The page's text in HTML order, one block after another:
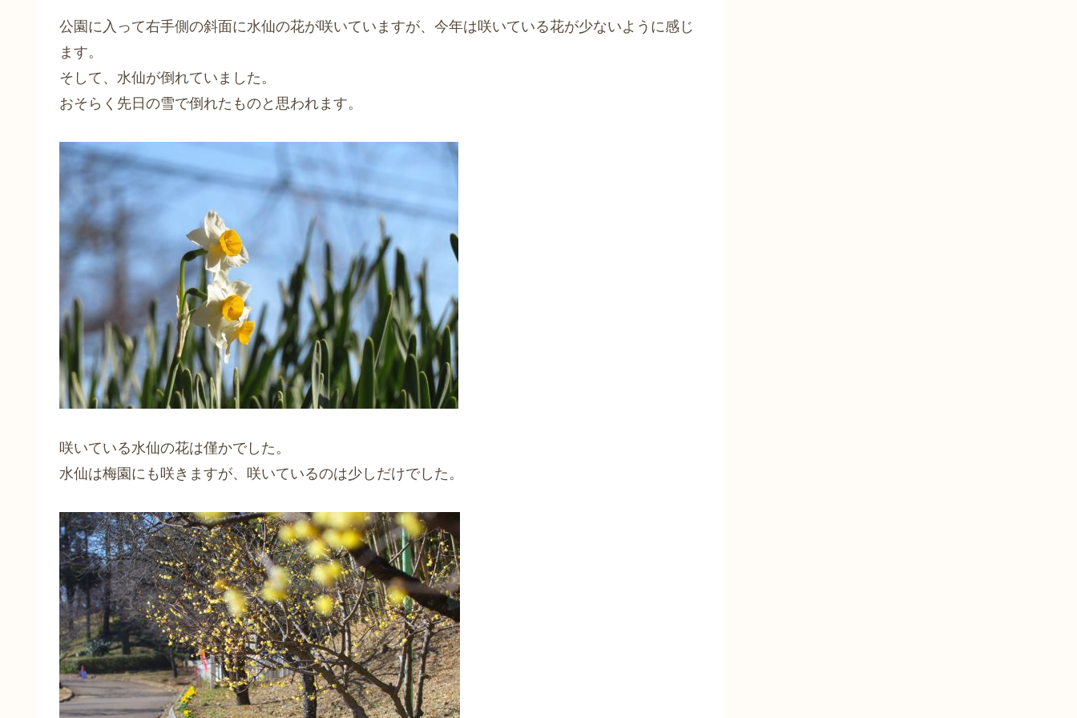
公園に入って右手側の斜面に水仙の花が咲いていますが、今年は咲いている花が少ないように感じ
ます。
そして、水仙が倒れていました。
おそらく先日の雪で倒れたものと思われます。
咲いている水仙の花は僅かでした。
水仙は梅園にも咲きますが、咲いているのは少しだけでした。